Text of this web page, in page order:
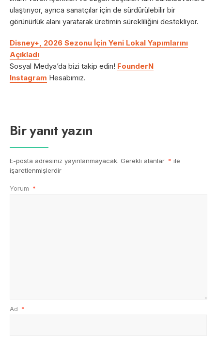
ulaştırıyor, ayrıca sanatçılar için de sürdürülebilir bir
görünürlük alanı yaratarak üretimin sürekliliğini destekliyor.
Disney+, 2026 Sezonu İçin Yeni Lokal Yapımlarını
Açıkladı
Sosyal Medya’da bizi takip edin! FounderN
Instagram Hesabımız.
Bir yanıt yazın
E-posta adresiniz yayınlanmayacak. Gerekli alanlar * ile
işaretlenmişlerdir
Yorum *
Ad *